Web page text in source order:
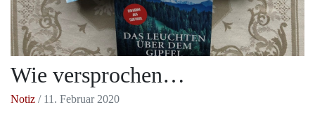
Wie versprochen…
Notiz / 11. Februar 2020